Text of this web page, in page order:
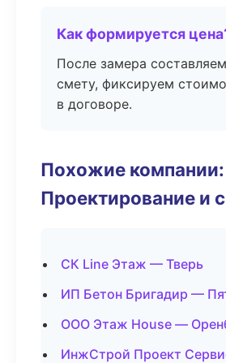
Как формируется
После замера
смету, фиксируем
в договоре.
Похожие компании:
Проектирование и
СК Line Этаж — Тверь
ИП Бетон Бригадир —
ООО Этаж House —
ИнжСтрой Проект